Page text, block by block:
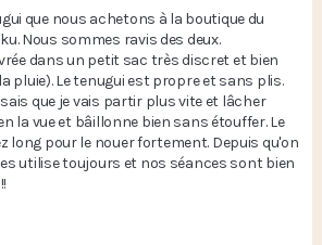
que nous achetons à la boutique du
Nous sommes ravis des deux.
dans un petit sac très discret et bien
pluie). Le tenugui est propre et sans plis.
que je vais partir plus vite et lâcher
la vue et bâillonne bien sans étouffer. Le
long pour le nouer fortement. Depuis qu'on
utilise toujours et nos séances sont bien